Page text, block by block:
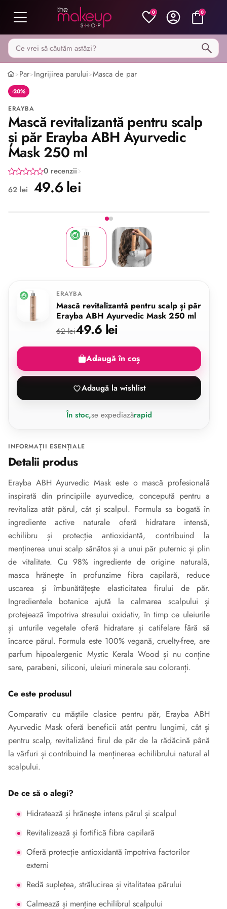
0 0
Caută pe MakeupShop
>Par>Ingrijirea parului>Masca de par
-20%
ERAYBA
Mască revitalizantă pentru scalp
și păr Erayba ABH Ayurvedic
Mask 250 ml
0 recenzii
62 lei 49.6 lei
Imaginea 1 din 2
ERAYBA
Mască revitalizantă pentru scalp și păr
Erayba ABH Ayurvedic Mask 250 ml
62 lei49.6 lei
Adaugă în coș
Adaugă la wishlist
În stoc,se expediazărapid
INFORMAȚII ESENȚIALE
Detalii produs
Erayba ABH Ayurvedic Mask este o mască profesională
inspirată din principiile ayurvedice, concepută pentru a
revitaliza atât părul, cât și scalpul. Formula sa bogată în
ingrediente active naturale oferă hidratare intensă,
echilibru și protecție antioxidantă, contribuind la
menținerea unui scalp sănătos și a unui păr puternic și plin
de vitalitate. Cu 98% ingrediente de origine naturală,
masca hrănește în profunzime fibra capilară, reduce
uscarea și îmbunătățește elasticitatea firului de păr.
Ingredientele botanice ajută la calmarea scalpului și
protejează împotriva stresului oxidativ, în timp ce uleiurile
și unturile vegetale oferă hidratare și catifelare fără să
încarce părul. Formula este 100% vegană, cruelty-free, are
parfum hipoalergenic Mystic Kerala Wood și nu conține
sare, parabeni, siliconi, uleiuri minerale sau coloranți.
Ce este produsul
Comparativ cu măștile clasice pentru păr, Erayba ABH
Ayurvedic Mask oferă beneficii atât pentru lungimi, cât și
pentru scalp, revitalizând firul de păr de la rădăcină până
la vârfuri și contribuind la menținerea echilibrului natural al
scalpului.
De ce să o alegi?
Hidratează și hrănește intens părul și scalpul
Revitalizează și fortifică fibra capilară
Oferă protecție antioxidantă împotriva factorilor
externi
Redă suplețea, strălucirea și vitalitatea părului
Calmează și menține echilibrul scalpului